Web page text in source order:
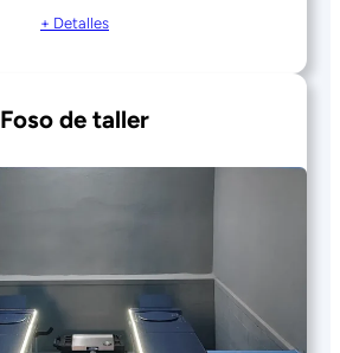
+ Detalles
Foso de taller